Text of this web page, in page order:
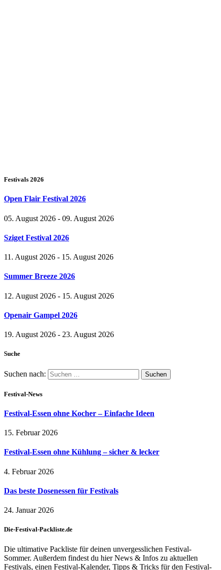
Festivals 2026
Open Flair Festival 2026
05. August 2026 - 09. August 2026
Sziget Festival 2026
11. August 2026 - 15. August 2026
Summer Breeze 2026
12. August 2026 - 15. August 2026
Openair Gampel 2026
19. August 2026 - 23. August 2026
Suche
Suchen nach:
Festival-News
Festival-Essen ohne Kocher – Einfache Ideen
15. Februar 2026
Festival-Essen ohne Kühlung – sicher & lecker
4. Februar 2026
Das beste Dosenessen für Festivals
24. Januar 2026
Die-Festival-Packliste.de
Die ultimative Packliste für deinen unvergesslichen Festival-
Sommer. Außerdem findest du hier News & Infos zu aktuellen
Festivals, einen Festival-Kalender, Tipps & Tricks für den Festival-